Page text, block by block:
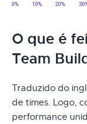
O que é
Team
Traduzido do
de times. Logo,
performance